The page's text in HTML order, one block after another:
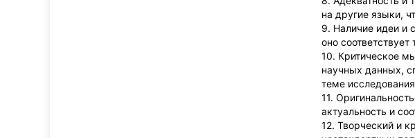
на другие языки,
9. Наличие идеи и
оно
10. Критическое
научных данных,
теме
11.
актуальность и
12. Творческий и